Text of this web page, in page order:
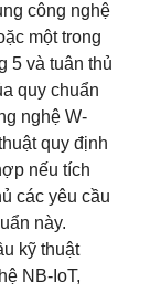
công nghệ
một trong
5 và tuân thủ
quy chuẩn
nghệ W-
quy định
nếu tích
các yêu cầu
này.
kỹ thuật
NB-IoT,